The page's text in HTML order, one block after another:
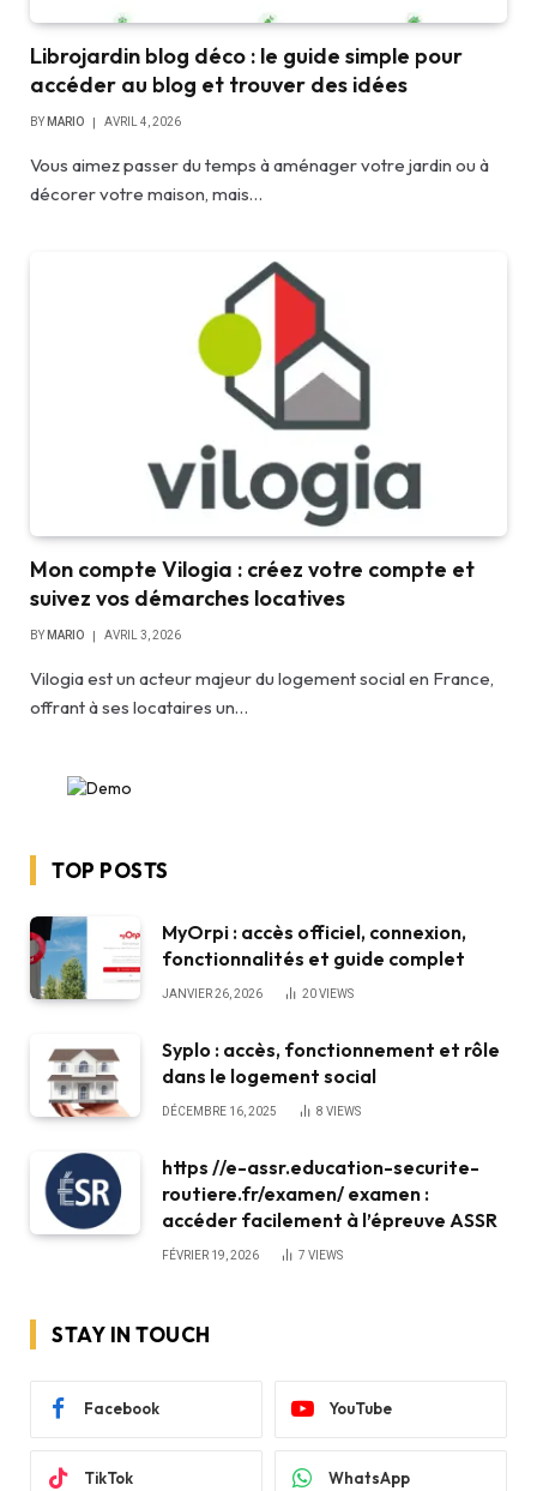
Librojardin blog déco : le guide simple pour
accéder au blog et trouver des idées
BY MARIO AVRIL 4, 2026
Vous aimez passer du temps à aménager votre jardin ou à
décorer votre maison, mais…
Mon compte Vilogia : créez votre compte et
suivez vos démarches locatives
BY MARIO AVRIL 3, 2026
Vilogia est un acteur majeur du logement social en France,
offrant à ses locataires un…
TOP POSTS
MyOrpi : accès officiel, connexion,
fonctionnalités et guide complet
JANVIER 26, 2026 20VIEWS
Syplo : accès, fonctionnement et rôle
dans le logement social
DÉCEMBRE 16, 2025 8 VIEWS
https //e-assr.education-securite-
routiere.fr/examen/ examen :
accéder facilement à l’épreuve ASSR
FÉVRIER 19, 2026 7 VIEWS
STAY IN TOUCH
Facebook YouTube
TikTok WhatsApp